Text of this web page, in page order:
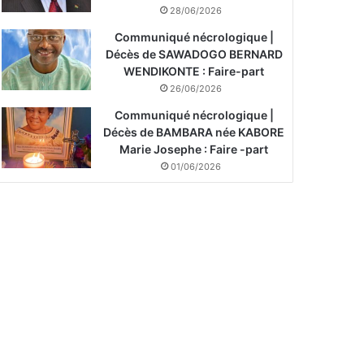
28/06/2026
Communiqué nécrologique |
Décès de SAWADOGO BERNARD
WENDIKONTE : Faire-part
26/06/2026
Communiqué nécrologique |
Décès de BAMBARA née KABORE
Marie Josephe : Faire -part
01/06/2026